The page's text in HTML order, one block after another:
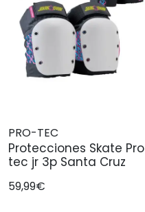
PRO-TEC
Protecciones Skate Pro
tec jr 3p Santa Cruz
59,99€